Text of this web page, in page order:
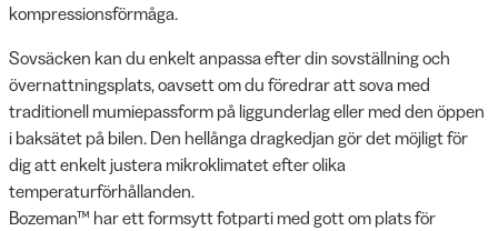
kompressionsförmåga.
Sovsäcken kan du enkelt anpassa efter din sovställning och
övernattningsplats, oavsett om du föredrar att sova med
traditionell mumiepassform på liggunderlag eller med den öppen
i baksätet på bilen. Den hellånga dragkedjan gör det möjligt för
dig att enkelt justera mikroklimatet efter olika
temperaturförhållanden.
Bozeman™ har ett formsytt fotparti med gott om plats för